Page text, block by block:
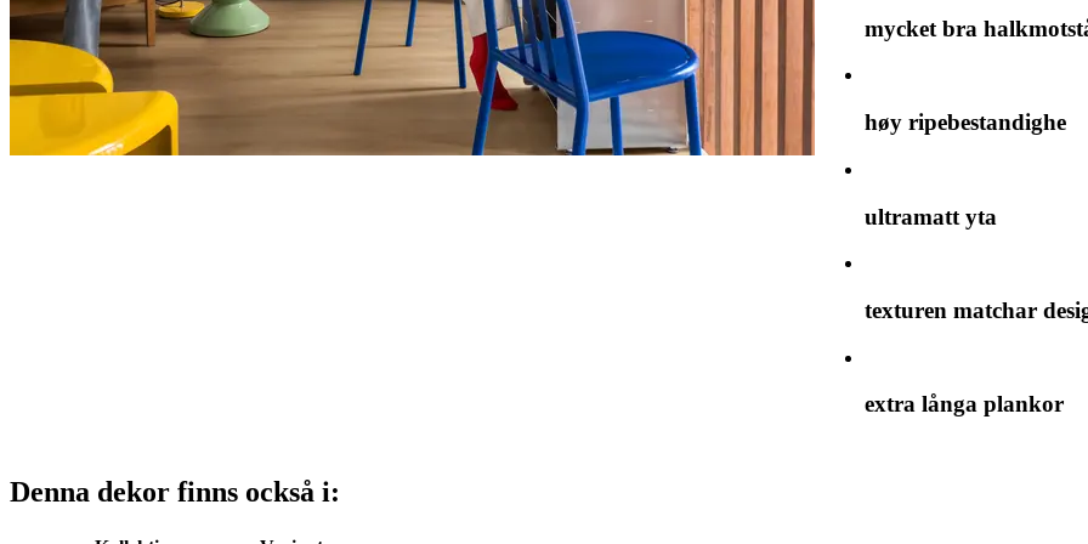
mycket bra
høy ripebestandighe
ultramatt yta
texturen matchar
extra långa plankor
Denna dekor finns också i: